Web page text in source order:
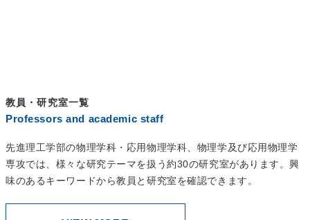
教員・研究室一覧
Professors and academic staff
先進理工学部の物理学科・応用物理学科、物理学及び応用物理学
専攻では、様々な研究テーマを扱う約30の研究室があります。興
味のあるキーワードから教員と研究室を確認できます。